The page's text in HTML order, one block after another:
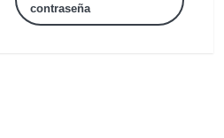
contraseña